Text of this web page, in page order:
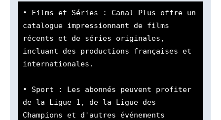
• Films et Séries : Canal Plus offre un
catalogue impressionnant de films
récents et de séries originales,
incluant des productions françaises et
internationales.
• Sport : Les abonnés peuvent profiter
de la Ligue 1, de la Ligue des
Champions et d'autres événements